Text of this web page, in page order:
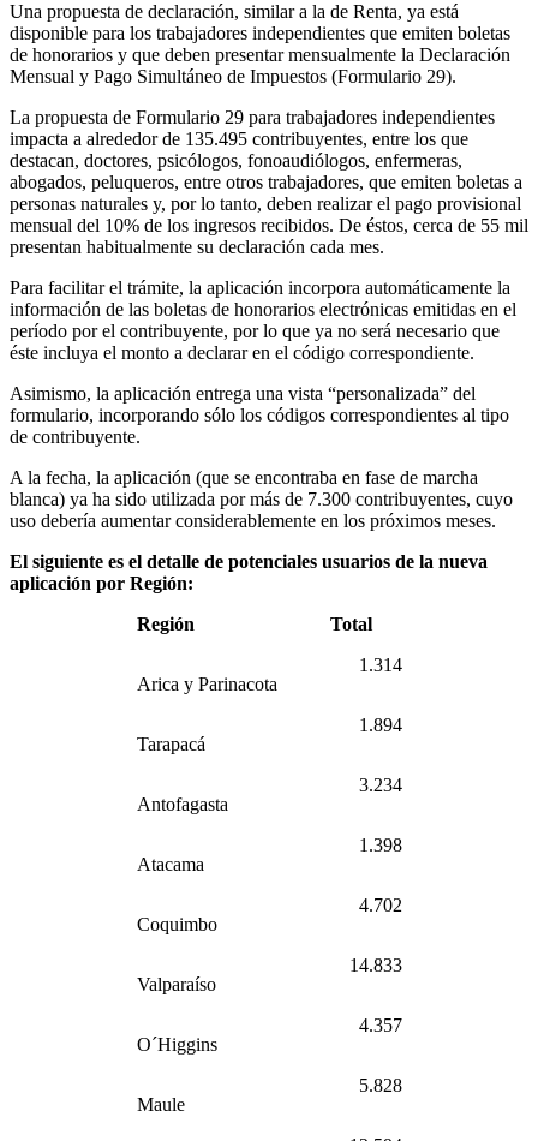
Una propuesta de declaración, similar a la de Renta, ya está
disponible para los trabajadores independientes que emiten boletas
de honorarios y que deben presentar mensualmente la Declaración
Mensual y Pago Simultáneo de Impuestos (Formulario 29).
La propuesta de Formulario 29 para trabajadores independientes
impacta a alrededor de 135.495 contribuyentes, entre los que
destacan, doctores, psicólogos, fonoaudiólogos, enfermeras,
abogados, peluqueros, entre otros trabajadores, que emiten boletas a
personas naturales y, por lo tanto, deben realizar el pago provisional
mensual del 10% de los ingresos recibidos. De éstos, cerca de 55 mil
presentan habitualmente su declaración cada mes.
Para facilitar el trámite, la aplicación incorpora automáticamente la
información de las boletas de honorarios electrónicas emitidas en el
período por el contribuyente, por lo que ya no será necesario que
éste incluya el monto a declarar en el código correspondiente.
Asimismo, la aplicación entrega una vista “personalizada” del
formulario, incorporando sólo los códigos correspondientes al tipo
de contribuyente.
A la fecha, la aplicación (que se encontraba en fase de marcha
blanca) ya ha sido utilizada por más de 7.300 contribuyentes, cuyo
uso debería aumentar considerablemente en los próximos meses.
El siguiente es el detalle de potenciales usuarios de la nueva
aplicación por Región:
Región
Total
Arica y Parinacota
1.314
Tarapacá
1.894
Antofagasta
3.234
Atacama
1.398
Coquimbo
4.702
Valparaíso
14.833
O´Higgins
4.357
Maule
5.828